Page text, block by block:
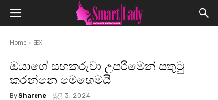
Home SEX
ඔයාගේ සහකරුවා උපරිමෙන් සතුටු
කරන්නෙ මෙහෙමයි
By Sharene ජූලි 3, 2024